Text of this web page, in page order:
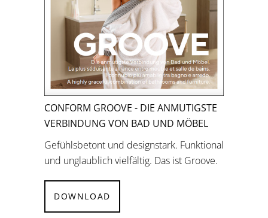
CONFORM GROOVE - DIE ANMUTIGSTE
VERBINDUNG VON BAD UND MÖBEL
Gefühlsbetont und designstark. Funktional
und unglaublich vielfältig. Das ist Groove.
DOWNLOAD